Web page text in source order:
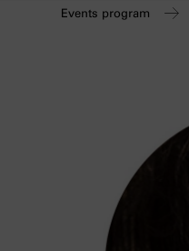
Events program